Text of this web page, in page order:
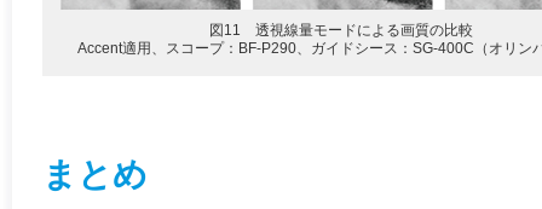
図11 透視線量モードによる画質の比較
Accent適用、スコープ：BF-P290、ガイドシース：SG-400C（オリン
まとめ